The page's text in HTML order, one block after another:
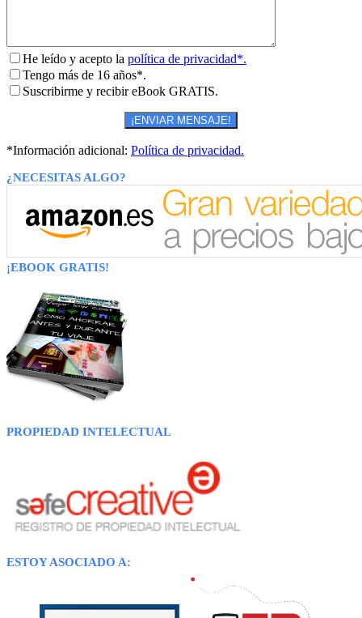
He leído y acepto la política de privacidad*.
Tengo más de 16 años*.
Suscribirme y recibir eBook GRATIS.
*Información adicional: Política de privacidad.
¿NECESITAS ALGO?
¡EBOOK GRATIS!
PROPIEDAD INTELECTUAL
ESTOY ASOCIADO A: